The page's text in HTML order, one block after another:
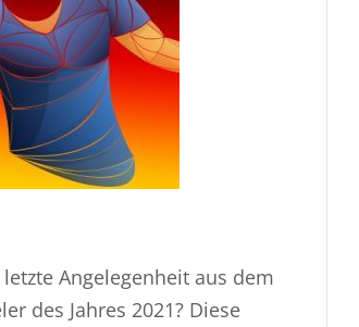
Angelegenheit aus dem
des Jahres 2021? Diese